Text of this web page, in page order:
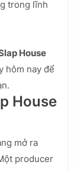
trong lĩnh
House
hôm nay để
House
mở ra
producer